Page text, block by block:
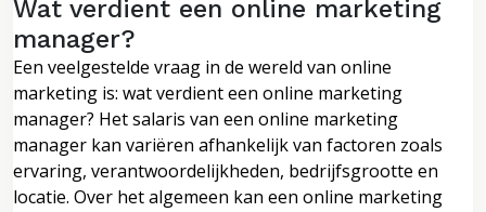
Wat verdient een online marketing
manager?
Een veelgestelde vraag in de wereld van online
marketing is: wat verdient een online marketing
manager? Het salaris van een online marketing
manager kan variëren afhankelijk van factoren zoals
ervaring, verantwoordelijkheden, bedrijfsgrootte en
locatie. Over het algemeen kan een online marketing